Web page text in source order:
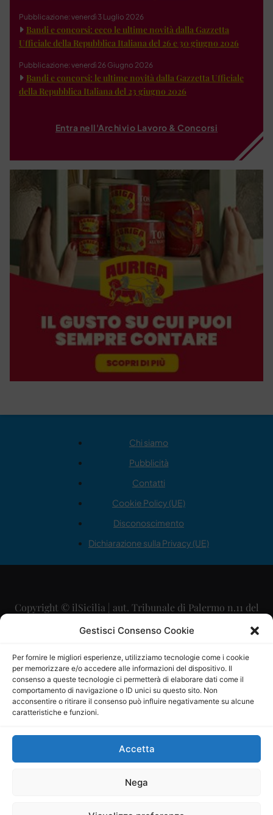
Gestisci Consenso Cookie
Per fornire le migliori esperienze, utilizziamo tecnologie come i cookie
per memorizzare e/o accedere alle informazioni del dispositivo. Il
consenso a queste tecnologie ci permetterà di elaborare dati come il
comportamento di navigazione o ID unici su questo sito. Non
acconsentire o ritirare il consenso può influire negativamente su alcune
caratteristiche e funzioni.
Accetta
Nega
Pubblicazione: venerdì 3 Luglio 2026
Bandi e concorsi: ecco le ultime novità dalla Gazzetta
Ufficiale della Repubblica Italiana del 26 e 30 giugno 2026
Pubblicazione: venerdì 26 Giugno 2026
Bandi e concorsi: le ultime novità dalla Gazzetta Ufficiale
della Repubblica Italiana del 23 giugno 2026
Entra nell'Archivio Lavoro & Concorsi
Chi siamo
Pubblicità
Contatti
Cookie Policy (UE)
Disconoscimento
Dichiarazione sulla Privacy (UE)
Copyright © ilSicilia | aut. Tribunale di Palermo n.11 del
29/09/2015
Direttore Editoriale: Maurizio Scaglione
Direttore Responsabile: Maria Calabrese
P.IVA: 06334930820
Mercurio Comunicazione Società Cooperativa a r.l. è
iscritta al Registro degli Operatori di Comunicazione al